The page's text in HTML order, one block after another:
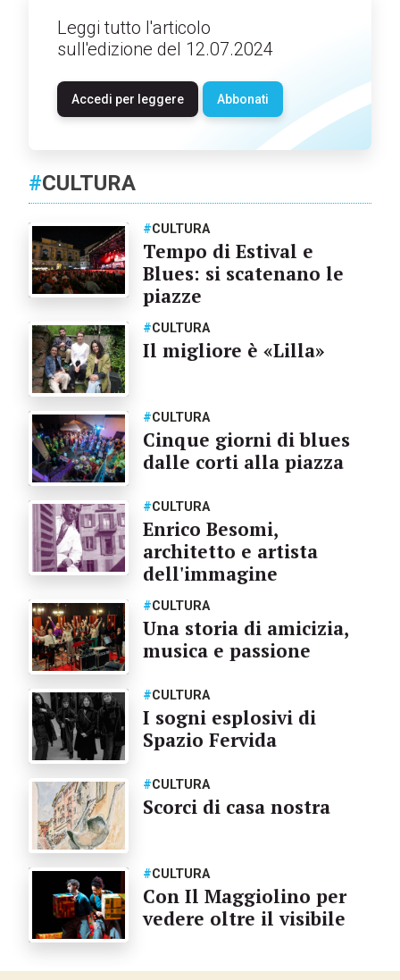
Leggi tutto l'articolo
sull'edizione del 12.07.2024
Accedi per leggere Abbonati
#CULTURA
#CULTURA
Tempo di Estival e
Blues: si scatenano le
piazze
#CULTURA
Il migliore è «Lilla»
#CULTURA
Cinque giorni di blues
dalle corti alla piazza
#CULTURA
Enrico Besomi,
architetto e artista
dell'immagine
#CULTURA
Una storia di amicizia,
musica e passione
#CULTURA
I sogni esplosivi di
Spazio Fervida
#CULTURA
Scorci di casa nostra
#CULTURA
Con Il Maggiolino per
vedere oltre il visibile